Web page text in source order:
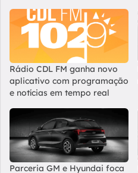
Rádio CDL FM ganha novo
aplicativo com programação
e notícias em tempo real
Parceria GM e Hyundai foca